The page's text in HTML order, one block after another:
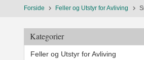
Forside Feller og Utstyr for Avliving
Kategorier
Feller og Utstyr for Avliving